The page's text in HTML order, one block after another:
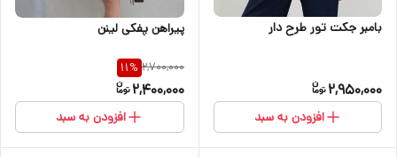
بامبر جکت تور طرح دار
2,950,000
افزودن به سبد
پیراهن پفکی لینن
2,700,000
11%
2,400,000
افزودن به سبد